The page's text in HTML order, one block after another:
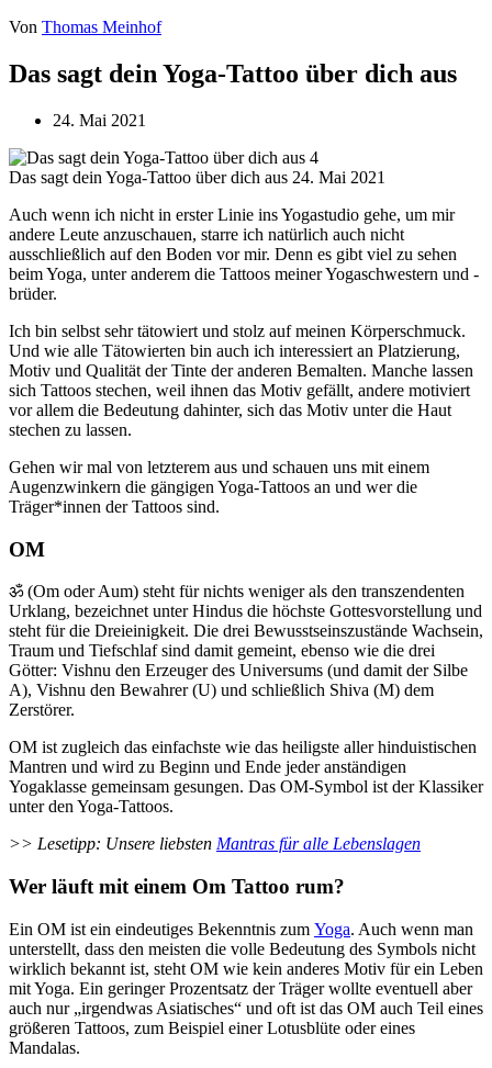
Von Thomas Meinhof
Das sagt dein Yoga-Tattoo über dich aus
24. Mai 2021
Das sagt dein Yoga-Tattoo über dich aus 24. Mai 2021
Auch wenn ich nicht in erster Linie ins Yogastudio gehe, um mir
andere Leute anzuschauen, starre ich natürlich auch nicht
ausschließlich auf den Boden vor mir. Denn es gibt viel zu sehen
beim Yoga, unter anderem die Tattoos meiner Yogaschwestern und -
brüder.
Ich bin selbst sehr tätowiert und stolz auf meinen Körperschmuck.
Und wie alle Tätowierten bin auch ich interessiert an Platzierung,
Motiv und Qualität der Tinte der anderen Bemalten. Manche lassen
sich Tattoos stechen, weil ihnen das Motiv gefällt, andere motiviert
vor allem die Bedeutung dahinter, sich das Motiv unter die Haut
stechen zu lassen.
Gehen wir mal von letzterem aus und schauen uns mit einem
Augenzwinkern die gängigen Yoga-Tattoos an und wer die
Träger*innen der Tattoos sind.
OM
ॐ (Om oder Aum) steht für nichts weniger als den transzendenten
Urklang, bezeichnet unter Hindus die höchste Gottesvorstellung und
steht für die Dreieinigkeit. Die drei Bewusstseinszustände Wachsein,
Traum und Tiefschlaf sind damit gemeint, ebenso wie die drei
Götter: Vishnu den Erzeuger des Universums (und damit der Silbe
A), Vishnu den Bewahrer (U) und schließlich Shiva (M) dem
Zerstörer.
OM ist zugleich das einfachste wie das heiligste aller hinduistischen
Mantren und wird zu Beginn und Ende jeder anständigen
Yogaklasse gemeinsam gesungen. Das OM-Symbol ist der Klassiker
unter den Yoga-Tattoos.
>> Lesetipp: Unsere liebsten Mantras für alle Lebenslagen
Wer läuft mit einem Om Tattoo rum?
Ein OM ist ein eindeutiges Bekenntnis zum Yoga. Auch wenn man
unterstellt, dass den meisten die volle Bedeutung des Symbols nicht
wirklich bekannt ist, steht OM wie kein anderes Motiv für ein Leben
mit Yoga. Ein geringer Prozentsatz der Träger wollte eventuell aber
auch nur „irgendwas Asiatisches“ und oft ist das OM auch Teil eines
größeren Tattoos, zum Beispiel einer Lotusblüte oder eines
Mandalas.